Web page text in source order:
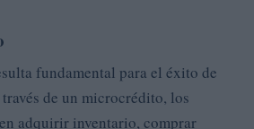
fundamental para el éxito de
de un microcrédito, los
adquirir inventario, comprar